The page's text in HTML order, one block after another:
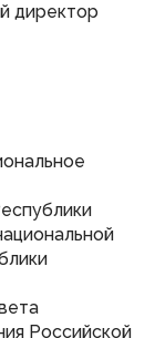
директор
Российской